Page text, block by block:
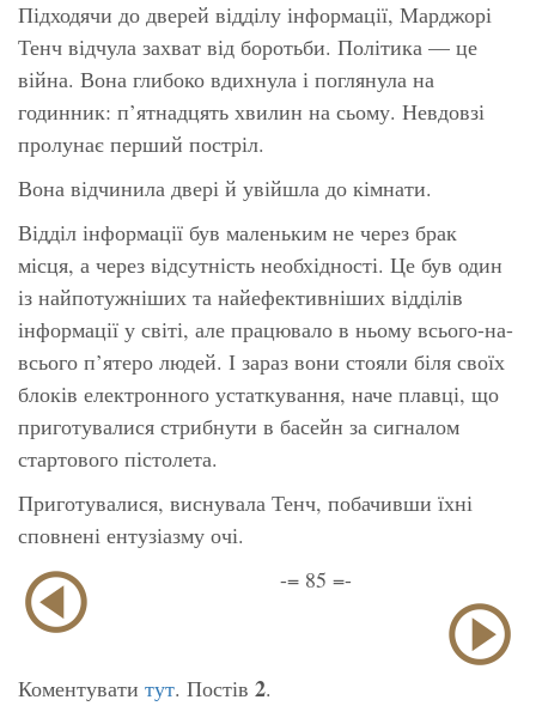
Підходячи до дверей відділу інформації, Марджорі
Тенч відчула захват від боротьби. Політика — це
війна. Вона глибоко вдихнула і поглянула на
годинник: п’ятнадцять хвилин на сьому. Невдовзі
пролунає перший постріл.
Вона відчинила двері й увійшла до кімнати.
Відділ інформації був маленьким не через брак
місця, а через відсутність необхідності. Це був один
із найпотужніших та найефективніших відділів
інформації у світі, але працювало в ньому всього-на-
всього п’ятеро людей. І зараз вони стояли біля своїх
блоків електронного устаткування, наче плавці, що
приготувалися стрибнути в басейн за сигналом
стартового пістолета.
Приготувалися, виснувала Тенч, побачивши їхні
сповнені ентузіазму очі.
-= 85 =-
Коментувати тут. Постів 2.